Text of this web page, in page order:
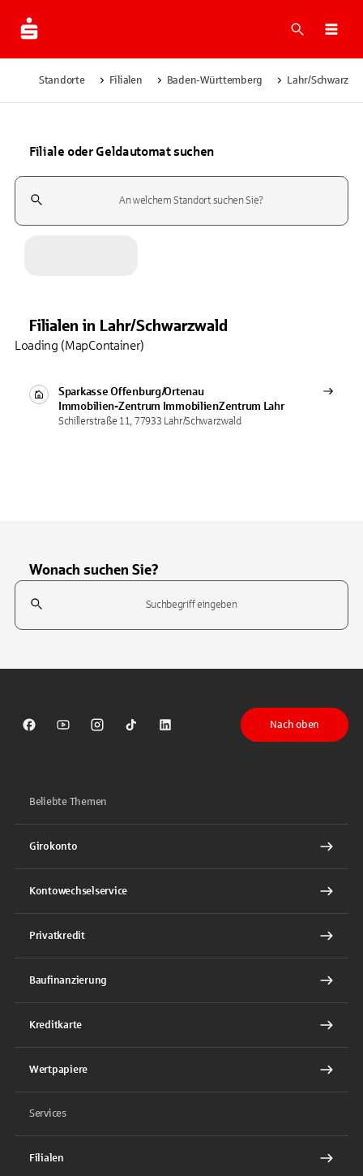
Suche
Standorte Filialen Baden-Württemberg Lahr/
Filiale oder Geldautomat suchen
Suchfeld
Filialen in Lahr/Schwarzwald
Sparkasse Offenburg/Ortenau
Immobilien-Zentrum ImmobilienZentrum Lahr
Schillerstraße 11, 77933 Lahr/Schwarzwald
Loading (MapContainer)
Wonach suchen Sie?
Suchfeld
Sparkasse auf Facebook
Sparkasse auf Youtube
Sparkasse auf Instagram
Sparkasse auf TikTok
Sparkasse auf LinkedIn
Nach oben
Beliebte Themen
Girokonto
Kontowechselservice
Privatkredit
Baufinanzierung
Kreditkarte
Wertpapiere
Services
Filialen